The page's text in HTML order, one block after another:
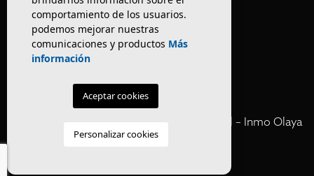
Venta de edificios
Comprar restaurante en Barcelona
Negocios en rentabilidad en Barcelona
Vender Hotel en España | Venta Confidencial – Inmo Olaya
comportamiento de los usuarios.
podemos mejorar nuestras
comunicaciones y productos Más
información
Aceptar cookies
Personalizar cookies